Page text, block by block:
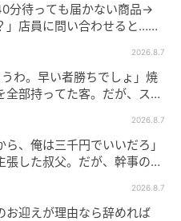
る分待っても届かない商品→
」店員に問い合わせると…そ
2026.8.7
うわ。早い者勝ちでしょ」焼
全部持ってた客。だが、スタ
2026.8.7
ら、俺は三千円でいいだろ」
張した叔父。だが、幹事のい
2026.8.7
お迎えが理由なら辞めれば